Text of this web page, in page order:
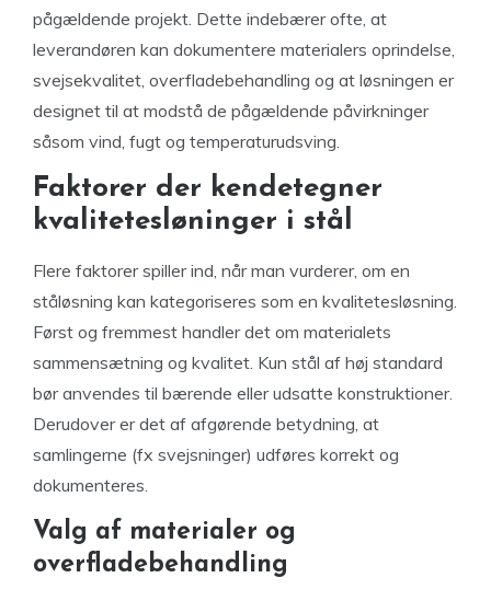
pågældende projekt. Dette indebærer ofte, at
leverandøren kan dokumentere materialers oprindelse,
svejsekvalitet, overfladebehandling og at løsningen er
designet til at modstå de pågældende påvirkninger
såsom vind, fugt og temperaturudsving.
Faktorer der kendetegner
kvalitetesløninger i stål
Flere faktorer spiller ind, når man vurderer, om en
ståløsning kan kategoriseres som en kvalitetesløsning.
Først og fremmest handler det om materialets
sammensætning og kvalitet. Kun stål af høj standard
bør anvendes til bærende eller udsatte konstruktioner.
Derudover er det af afgørende betydning, at
samlingerne (fx svejsninger) udføres korrekt og
dokumenteres.
Valg af materialer og
overfladebehandling